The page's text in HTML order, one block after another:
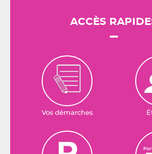
ACCÈS
Vos démarches